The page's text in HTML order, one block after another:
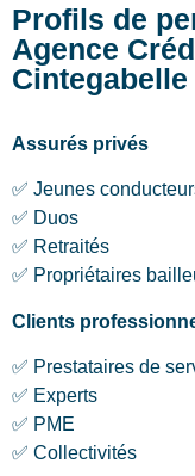
Profils de
Agence
Cintegabelle
Assurés privés
✅ Jeunes
✅ Duos
✅ Retraités
✅ Propriétaires
Clients
✅ Prestataires de
✅ Experts
✅ PME
✅ Collectivités